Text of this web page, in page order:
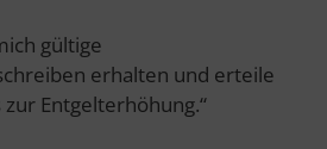
gültige
erhalten und erteile
Entgelterhöhung.“